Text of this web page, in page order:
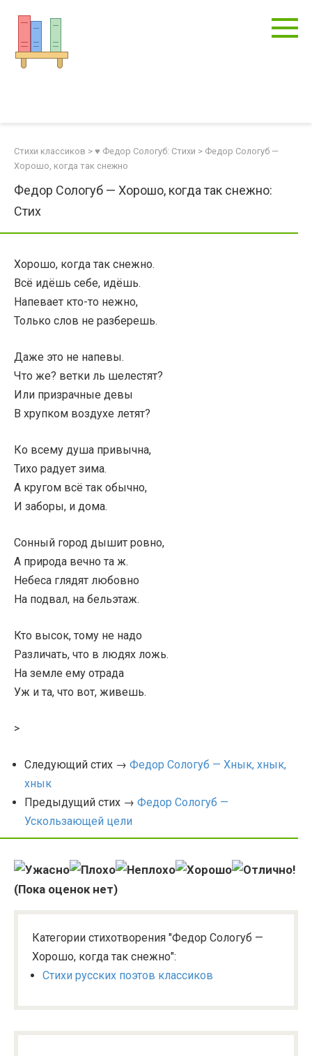
контенту
Стихи классиков > ♥ Федор Сологуб: Стихи > Федор Сологуб —
Хорошо, когда так снежно
Федор Сологуб — Хорошо, когда так снежно:
Стих
Хорошо, когда так снежно.
Всё идёшь себе, идёшь.
Напевает кто-то нежно,
Только слов не разберешь.
Даже это не напевы.
Что же? ветки ль шелестят?
Или призрачные девы
В хрупком воздухе летят?
Ко всему душа привычна,
Тихо радует зима.
А кругом всё так обычно,
И заборы, и дома.
Сонный город дышит ровно,
А природа вечно та ж.
Небеса глядят любовно
На подвал, на бельэтаж.
Кто высок, тому не надо
Различать, что в людях ложь.
На земле ему отрада
Уж и та, что вот, живешь.
>
Следующий стих → Федор Сологуб — Хнык, хнык,
хнык
Предыдущий стих → Федор Сологуб —
Ускользающей цели
(Пока оценок нет)
Категории стихотворения "Федор Сологуб —
Хорошо, когда так снежно":
Стихи русских поэтов классиков